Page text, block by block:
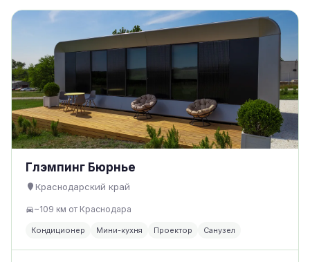
Глэмпинг Бюрнье
Краснодарский край
~109 км от Краснодара
Кондиционер Мини-кухня Проектор Санузел